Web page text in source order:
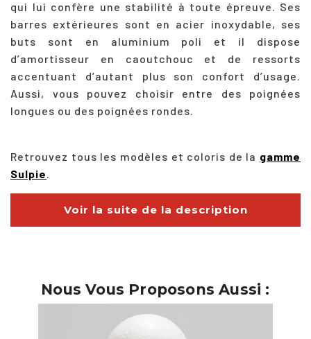
qui lui confère une stabilité à toute épreuve. Ses
barres extérieures sont en acier inoxydable, ses
buts sont en aluminium poli et il dispose
d’amortisseur en caoutchouc et de ressorts
accentuant d’autant plus son confort d’usage.
Aussi, vous pouvez choisir entre des poignées
longues ou des poignées rondes.
Retrouvez tous les modèles et coloris de la gamme
Sulpie
Voir la suite de la description
Nous Vous Proposons Aussi :